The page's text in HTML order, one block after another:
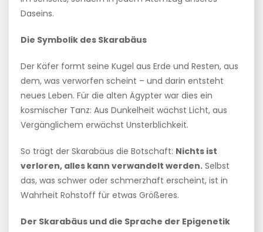
Daseins.
Die Symbolik des Skarabäus
Der Käfer formt seine Kugel aus Erde und Resten, aus
dem, was verworfen scheint – und darin entsteht
neues Leben. Für die alten Ägypter war dies ein
kosmischer Tanz: Aus Dunkelheit wächst Licht, aus
Vergänglichem erwächst Unsterblichkeit.
So trägt der Skarabäus die Botschaft: Nichts ist
verloren, alles kann verwandelt werden. Selbst
das, was schwer oder schmerzhaft erscheint, ist in
Wahrheit Rohstoff für etwas Größeres.
Der Skarabäus und die Sprache der Epigenetik